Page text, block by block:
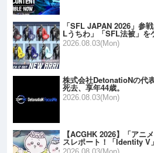
「SFL JAPAN 2026」参
Lうちわ」「SFL法被」
2026.08.03(Mon)
株式会社DetonatioNの代
死去、享年44歳。
2026.08.03(Mon)
【ACGHK 2026】「ア
スレポート！「Identity